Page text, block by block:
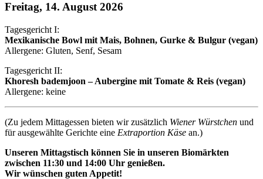
Freitag, 14. August 2026
Tagesgericht I:
Mexikanische Bowl mit Mais, Bohnen, Gurke & Bulgur (vegan)
Allergene: Gluten, Senf, Sesam
Tagesgericht II:
Khoresh bademjoon – Aubergine mit Tomate & Reis (vegan)
Allergene: keine
(Zu jedem Mittagessen bieten wir zusätzlich Wiener Würstchen und
für ausgewählte Gerichte eine Extraportion Käse an.)
Unseren Mittagstisch können Sie in unseren Biomärkten
zwischen 11:30 und 14:00 Uhr genießen.
Wir wünschen guten Appetit!